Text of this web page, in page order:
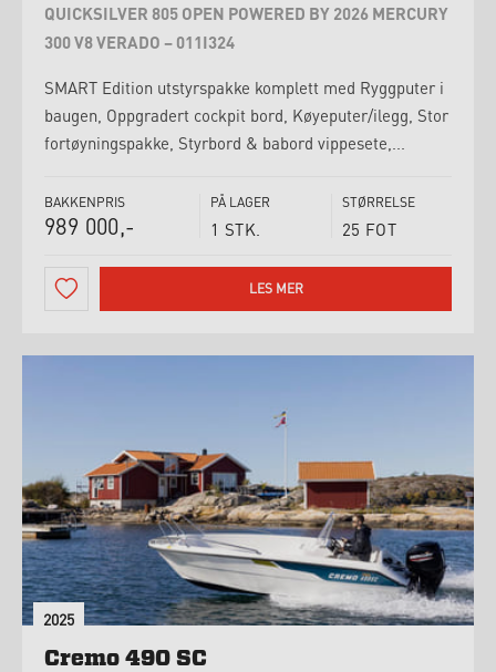
QUICKSILVER 805 OPEN POWERED BY 2026 MERCURY
300 V8 VERADO – 011I324
SMART Edition utstyrspakke komplett med Ryggputer i
baugen, Oppgradert cockpit bord, Køyeputer/ilegg, Stor
fortøyningspakke, Styrbord & babord vippesete,...
BAKKENPRIS
989 000,-
PÅ LAGER
1 STK.
STØRRELSE
25 FOT
LES MER
2025
Cremo 490 SC